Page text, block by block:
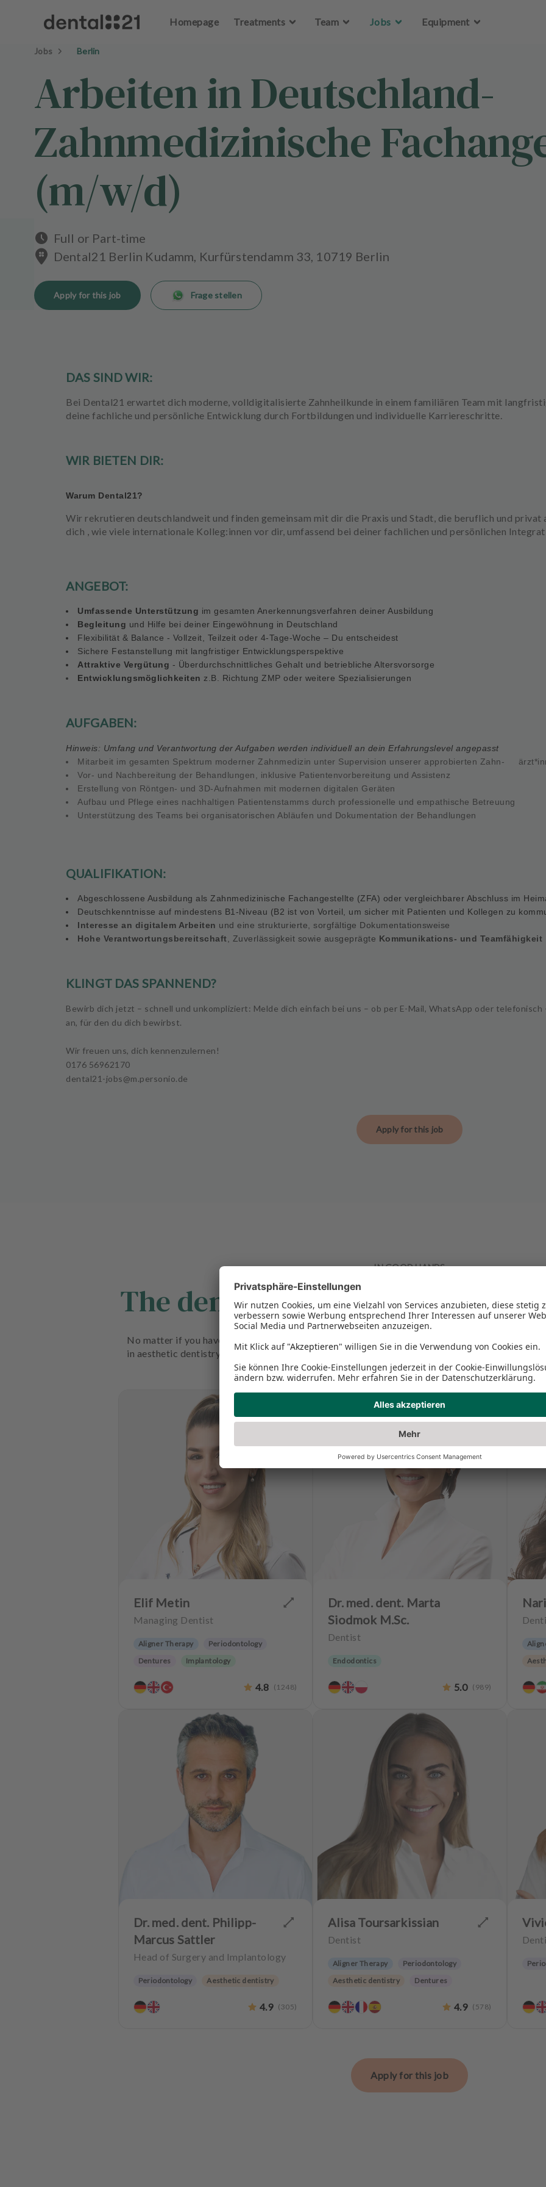
Homepage
Treatments Team Jobs Equipment
Jobs Berlin
Arbeiten in Deutschland-
Zahnmedizinische
(m/w/d)
Full or Part-time
Dental21 Berlin Kudamm, Kurfürstendamm 33, 10719 Berlin
Apply for this job Frage stellen
DAS SIND WIR:
Bei Dental21 erwartet dich moderne, volldigitalisierte Zahnheilkunde in einem familiären Team mit
deine fachliche und persönliche Entwicklung durch Fortbildungen und individuelle Karriereschritte.
WIR BIETEN DIR:
Warum Dental21?
Wir rekrutieren deutschlandweit und finden gemeinsam mit dir die Praxis und Stadt, die beruflich und privat
dich , wie viele internationale Kolleg:innen vor dir, umfassend bei deiner fachlichen und persönlichen
ANGEBOT:
Umfassende Unterstützung im gesamten Anerkennungsverfahren deiner Ausbildung
Begleitung und Hilfe bei deiner Eingewöhnung in Deutschland
Flexibilität & Balance - Vollzeit, Teilzeit oder 4-Tage-Woche – Du entscheidest
Sichere Festanstellung mit langfristiger Entwicklungsperspektive
Attraktive Vergütung - Überdurchschnittliches Gehalt und betriebliche Altersvorsorge
Entwicklungsmöglichkeiten z.B. Richtung ZMP oder weitere Spezialisierungen
AUFGABEN:
Hinweis: Umfang und Verantwortung der Aufgaben werden individuell an dein Erfahrungslevel angepasst
Mitarbeit im gesamten Spektrum moderner Zahnmedizin unter Supervision unserer approbierten Zahn-
Vor- und Nachbereitung der Behandlungen, inklusive Patientenvorbereitung und Assistenz
Erstellung von Röntgen- und 3D-Aufnahmen mit modernen digitalen Geräten
Aufbau und Pflege eines nachhaltigen Patientenstamms durch professionelle und empathische Betreuung
Unterstützung des Teams bei organisatorischen Abläufen und Dokumentation der Behandlungen
QUALIFIKATION:
Abgeschlossene Ausbildung als Zahnmedizinische Fachangestellte (ZFA) oder vergleichbarer Abschluss im
Deutschkenntnisse auf mindestens B1-Niveau (B2 ist von Vorteil, um sicher mit Patienten und Kollegen zu
Interesse an digitalem Arbeiten und eine strukturierte, sorgfältige Dokumentationsweise
Hohe Verantwortungsbereitschaft , Zuverlässigkeit sowie ausgeprägte Kommunikations- und Teamfähigkeit
KLINGT DAS SPANNEND?
Bewirb dich jetzt – schnell und unkompliziert: Melde dich einfach bei uns – ob per E-Mail, WhatsApp oder telefonisch
an, für den du dich bewirbst.
Wir freuen uns, dich kennenzulernen!
0176 56962170
dental21-jobs@m.personio.de
Apply for this job
IN GOOD HANDS
The dental practice team Berlin
No matter if you have discolored teeth, need a tooth correction or help with dentures, you are
in aesthetic dentistry as well as implantology.
Elif Metin
Managing Dentist
Aligner Therapy
Periodontology
Dentures
Implantology
Teeth preservation
4.8 ( 1248)
Dr. med. dent. Marta
Siodmok M.Sc.
Dentist
Endodontics
5.0 ( 989)
Dr. med. dent. Philipp-
Marcus Sattler
Head of Surgery and Implantology
Periodontology
Aesthetic dentistry
Implantology
4.9 ( 305)
Alisa Toursarkissian
Dentist
Aligner Therapy
Periodontology
Aesthetic dentistry
Dentures
4.9 ( 578)
Apply for this job